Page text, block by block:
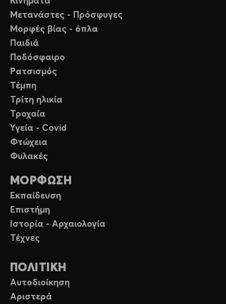
Μετανάστες - Πρόσφυγες
Μορφές βίας - όπλα
Παιδιά
Ποδόσφαιρο
Ρατσισμός
Τέμπη
Τρίτη ηλικία
Τροχαία
Υγεία - Covid
Φτώχεια
Φυλακές
ΜΟΡΦΩΣΗ
Εκπαίδευση
Επιστήμη
Ιστορία - Αρχαιολογία
Τέχνες
ΠΟΛΙΤΙΚΗ
Αυτοδιοίκηση
Αριστερά